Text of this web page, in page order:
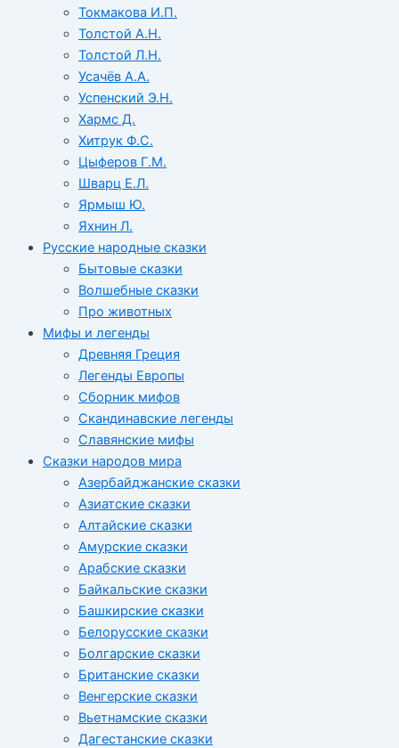
Токмакова И.П.
Толстой А.Н.
Толстой Л.Н.
Усачёв А.А.
Успенский Э.Н.
Хармс Д.
Хитрук Ф.С.
Цыферов Г.М.
Шварц Е.Л.
Ярмыш Ю.
Яхнин Л.
Русские народные сказки
Бытовые сказки
Волшебные сказки
Про животных
Мифы и легенды
Древняя Греция
Легенды Европы
Сборник мифов
Скандинавские легенды
Славянские мифы
Сказки народов мира
Азербайджанские сказки
Азиатские сказки
Алтайские сказки
Амурские сказки
Арабские сказки
Байкальские сказки
Башкирские сказки
Белорусские сказки
Болгарские сказки
Британские сказки
Венгерские сказки
Вьетнамские сказки
Дагестанские сказки